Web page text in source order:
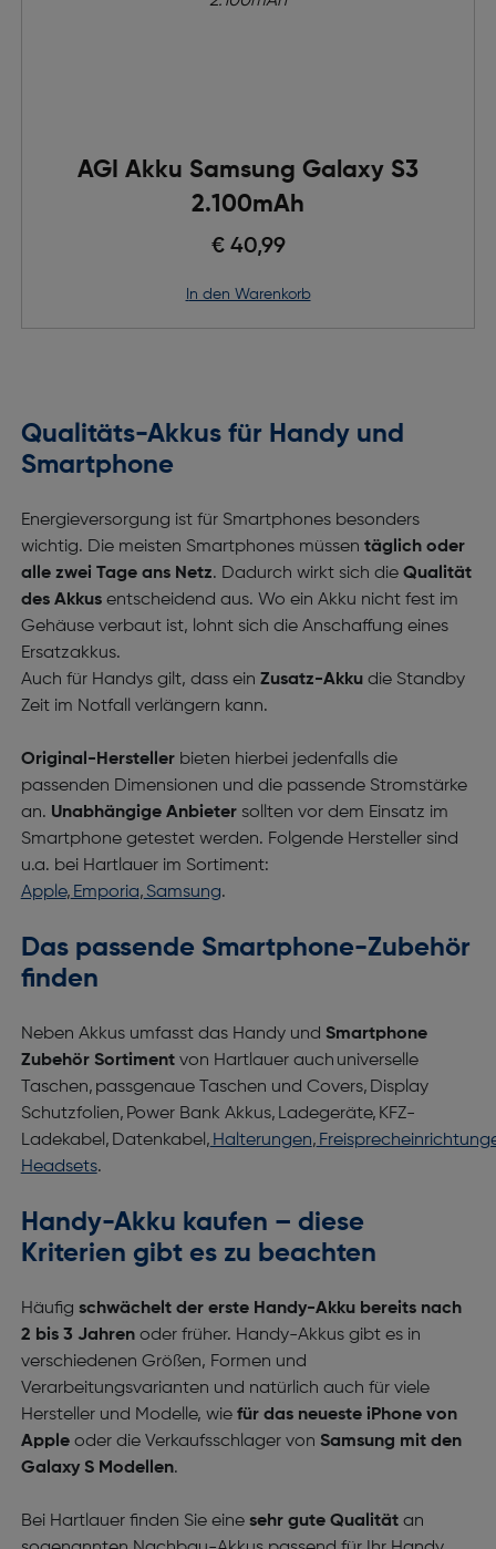
AGI Akku Samsung Galaxy S3
2.100mAh
€ 40,99
in den Warenkorb
Qualitäts-Akkus für Handy und
Smartphone
Energieversorgung ist für Smartphones besonders
wichtig. Die meisten Smartphones müssen täglich oder
alle zwei Tage ans Netz. Dadurch wirkt sich die Qualität
des Akkusentscheidend aus. Wo ein Akku nicht fest im
Gehäuse verbaut ist, lohnt sich die Anschaffung eines
Ersatzakkus.
Auch für Handys gilt, dass ein Zusatz-Akkudie Standby
Zeit im Notfall verlängern kann.
Original-Herstellerbieten hierbei jedenfalls die
passenden Dimensionen und die passende Stromstärke
an. Unabhängige Anbietersollten vor dem Einsatz im
Smartphone getestet werden. Folgende Hersteller sind
u.a. bei Hartlauer im Sortiment:
Apple, Emporia, Samsung.
Das passende Smartphone-Zubehör
finden
Neben Akkus umfasst das Handy und Smartphone
Zubehör Sortimentvon Hartlauer auch universelle
Taschen, passgenaue Taschen und Covers, Display
Schutzfolien, Power Bank Akkus, Ladegeräte, KFZ-
Ladekabel, Datenkabel, Halterungen,
Headsets.
Handy-Akku kaufen – diese
Kriterien gibt es zu beachten
Häufig schwächelt der erste Handy-Akku bereits nach
2 bis 3 Jahrenoder früher. Handy-Akkus gibt es in
verschiedenen Größen, Formen und
Verarbeitungsvarianten und natürlich auch für viele
Hersteller und Modelle, wie für das neueste iPhone von
Appleoder die Verkaufsschlager von Samsung mit den
Galaxy S Modellen.
Bei Hartlauer finden Sie eine sehr gute Qualitätan